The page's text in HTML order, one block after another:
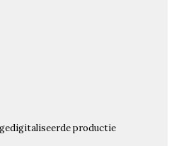
productie